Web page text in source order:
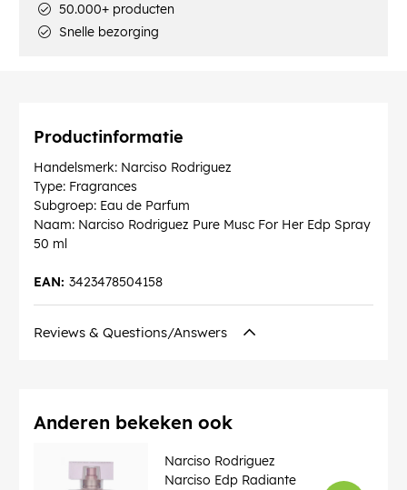
50.000+ producten
Snelle bezorging
Productinformatie
Handelsmerk: Narciso Rodriguez
Type: Fragrances
Subgroep: Eau de Parfum
Naam: Narciso Rodriguez Pure Musc For Her Edp Spray
50 ml
3423478504158
EAN:
Reviews & Questions/Answers
Anderen bekeken ook
Narciso Rodriguez
Narciso Edp Radiante